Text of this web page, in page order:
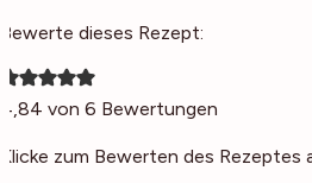
Bewerte dieses Rezept:
4,84 von 6 Bewertungen
Klicke zum Bewerten des Rezeptes